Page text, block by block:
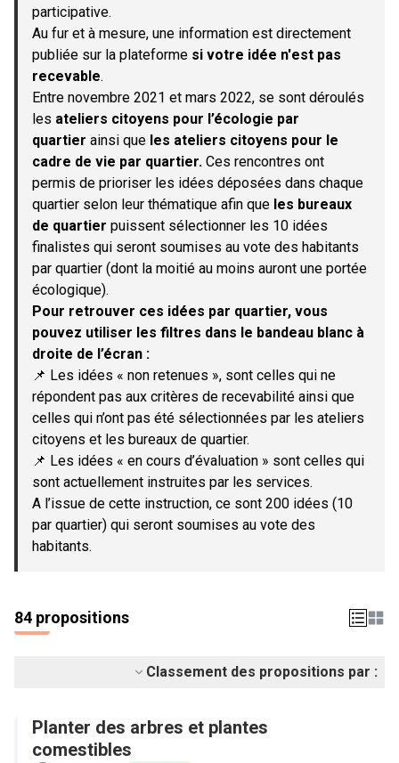
participative.
Au fur et à mesure, une information est directement
publiée sur la plateforme si votre idée n'est pas
recevable.
Entre novembre 2021 et mars 2022, se sont déroulés
les ateliers citoyens pour l’écologie par
quartier ainsi que les ateliers citoyens pour le
cadre de vie par quartier. Ces rencontres ont
permis de prioriser les idées déposées dans chaque
quartier selon leur thématique afin que les bureaux
de quartier puissent sélectionner les 10 idées
finalistes qui seront soumises au vote des habitants
par quartier (dont la moitié au moins auront une portée
écologique).
Pour retrouver ces idées par quartier, vous
pouvez utiliser les filtres dans le bandeau blanc à
droite de l’écran :
📌 Les idées « non retenues », sont celles qui ne
répondent pas aux critères de recevabilité ainsi que
celles qui n’ont pas été sélectionnées par les ateliers
citoyens et les bureaux de quartier.
📌 Les idées « en cours d’évaluation » sont celles qui
sont actuellement instruites par les services.
A l’issue de cette instruction, ce sont 200 idées (10
par quartier) qui seront soumises au vote des
habitants.
84 propositions
Classement des propositions par :
Planter des arbres et plantes
comestibles